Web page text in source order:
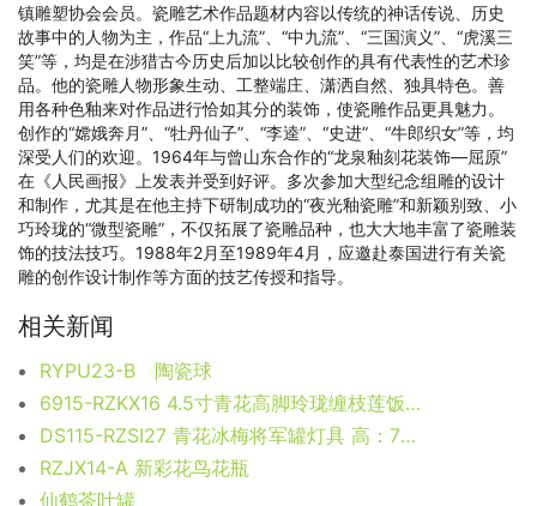
镇雕塑协会会员。瓷雕艺术作品题材内容以传统的神话传说、历史
故事中的人物为主，作品“上九流”、“中九流”、“三国演义”、“虎溪三
笑”等，均是在涉猎古今历史后加以比较创作的具有代表性的艺术珍
品。他的瓷雕人物形象生动、工整端庄、潇洒自然、独具特色。善
用各种色釉来对作品进行恰如其分的装饰，使瓷雕作品更具魅力。
创作的“嫦娥奔月”、“牡丹仙子”、“李逵”、“史进”、“牛郎织女”等，均
深受人们的欢迎。1964年与曾山东合作的“龙泉釉刻花装饰—屈原”
在《人民画报》上发表并受到好评。多次参加大型纪念组雕的设计
和制作，尤其是在他主持下研制成功的“夜光釉瓷雕”和新颖别致、小
巧玲珑的“微型瓷雕”，不仅拓展了瓷雕品种，也大大地丰富了瓷雕装
饰的技法技巧。1988年2月至1989年4月，应邀赴泰国进行有关瓷
雕的创作设计制作等方面的技艺传授和指导。
相关新闻
RYPU23-B 陶瓷球
6915-RZKX16 4.5寸青花高脚玲珑缠枝莲饭碗汤碗单只
DS115-RZSI27 青花冰梅将军罐灯具 高：75直径：40.5口径：底径：重量：4.8KG
RZJX14-A 新彩花鸟花瓶
仙鹤茶叶罐